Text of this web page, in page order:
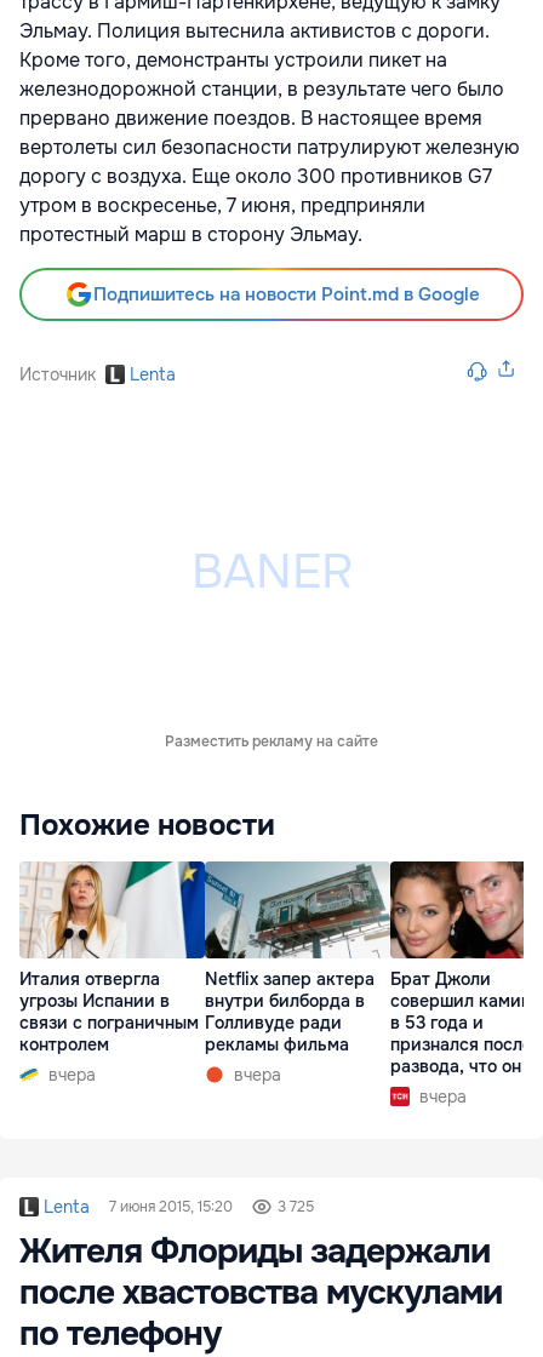
Эльмау. Полиция вытеснила активистов с дороги.
Кроме того, демонстранты устроили пикет на
железнодорожной станции, в результате чего было
прервано движение поездов. В настоящее время
вертолеты сил безопасности патрулируют железную
дорогу с воздуха. Еще около 300 противников G7
утром в воскресенье, 7 июня, предприняли
протестный марш в сторону Эльмау.
Подпишитесь на новости Point.md в Google
Источник Lenta
Разместить рекламу на сайте
Похожие новости
Италия отвергла
угрозы Испании в
связи с пограничным
контролем
вчера
Netflix запер актера
внутри билборда в
Голливуде ради
рекламы фильма
вчера
Брат Джоли
совершил
в 53 года и
признался после
развода, что он
вчера
Lenta 7 июня 2015, 15:20 3 725
Жителя Флориды задержали
после хвастовства мускулами
по телефону